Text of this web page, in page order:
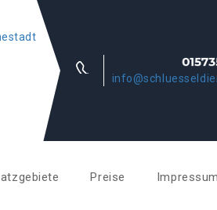
Preise Impressum